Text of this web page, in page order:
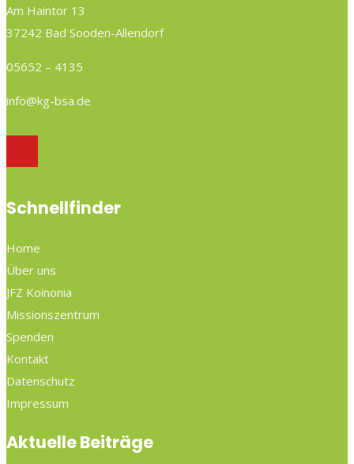
Am Haintor 13
37242 Bad Sooden-Allendorf
05652 – 4135
info@kg-bsa.de
Schnellfinder
Home
Über uns
JFZ Koinonia
Missionszentrum
Spenden
Kontakt
Datenschutz
Impressum
Aktuelle Beiträge